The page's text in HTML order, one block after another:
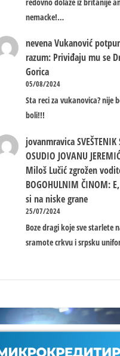
nemacke!…
nevena Vukanović
razum: Priviđaju mu se
Gorica
05/08/2024
Sta reci za vukanovica? nije
boli!!!
jovanmravica SVEŠTENIK
OSUDIO JOVANU
Miloš Lučić zgrožen
BOGOHULNIM ČINOM:
si na niske grane
25/07/2024
Boze dragi koje sve starlete
sramote crkvu i srpsku